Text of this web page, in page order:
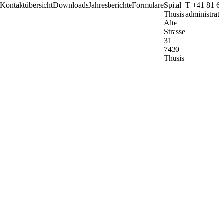
KontaktübersichtDownloadsJahresberichteFormulareSpital
Thusis
Alte
Strasse
31
7430
Thusis
T +41 81